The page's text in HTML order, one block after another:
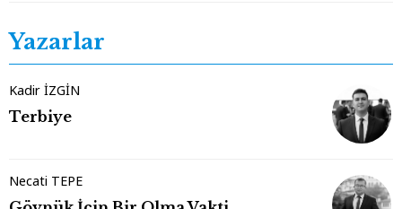
Yazarlar
Kadir İZGİN
Terbiye
Necati TEPE